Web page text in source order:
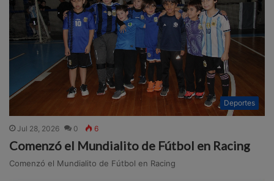
Deportes
Jul 28, 2026 0 6
Comenzó el Mundialito de Fútbol en Racing
Comenzó el Mundialito de Fútbol en Racing